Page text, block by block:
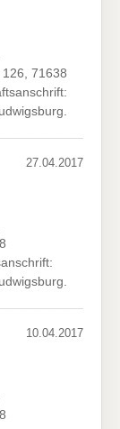
71638
27.04.2017
10.04.2017